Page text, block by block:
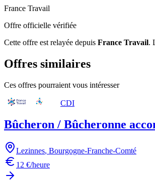
France Travail
Offre officielle vérifiée
Cette offre est relayée depuis France Travail.
Offres similaires
Ces offres pourraient vous intéresser
CDI
Bûcheron / Bûcheronne
Lezinnes, Bourgogne-Franche-Comté
12 €/heure